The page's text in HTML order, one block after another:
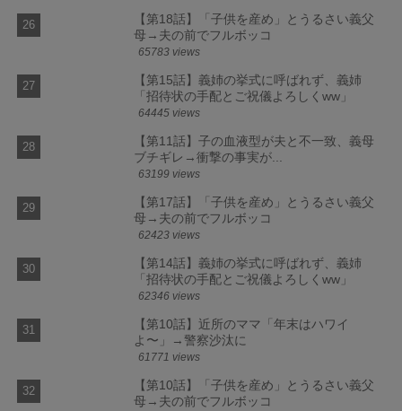
【第18話】「子供を産め」とうるさい義父
母→夫の前でフルボッコ
65783 views
【第15話】義姉の挙式に呼ばれず、義姉
「招待状の手配とご祝儀よろしくww」
64445 views
【第11話】子の血液型が夫と不一致、義母
ブチギレ→衝撃の事実が...
63199 views
【第17話】「子供を産め」とうるさい義父
母→夫の前でフルボッコ
62423 views
【第14話】義姉の挙式に呼ばれず、義姉
「招待状の手配とご祝儀よろしくww」
62346 views
【第10話】近所のママ「年末はハワイ
よ〜」→警察沙汰に
61771 views
【第10話】「子供を産め」とうるさい義父
母→夫の前でフルボッコ